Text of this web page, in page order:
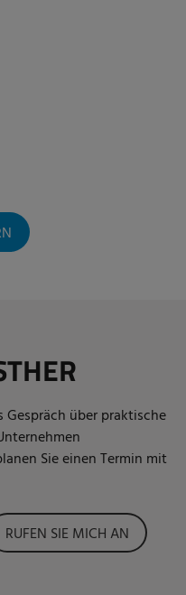
über praktische
Sie einen Termin mit
RUFEN SIE MICH AN